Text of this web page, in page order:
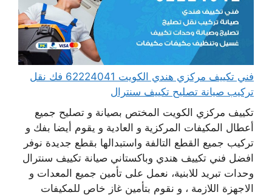
فني تكييف مركزي هندي الكويت 62224041 فك نقل
تركيب صيانة تصليح تكييف سنترال
تكييف مركزي الكويت المختص بصيانة و تصليح جميع
أعطال المكيفات المركزية و العادية و يقوم أيضا بفك و
تركيب جميع القطع التالفة واستبدالها بقطع جديدة نوفر
افضل فني تكييف هندي وباكستاني صيانة تكييف سنترال
وحدات تبريد للابنية، نعمل على تأمين جميع المعدات و
الاجهزة اللازمة ، و نقوم بتأمين غاز خاص للمكيفات